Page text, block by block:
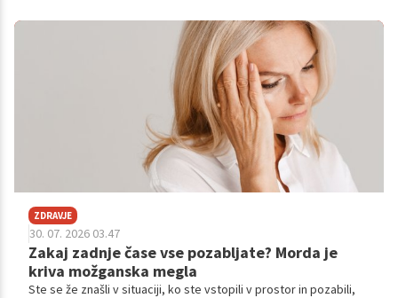
ZDRAVJE
30. 07. 2026 03.47
Zakaj zadnje čase vse pozabljate? Morda je
kriva možganska megla
Ste se že znašli v situaciji, ko ste vstopili v prostor in pozabili,